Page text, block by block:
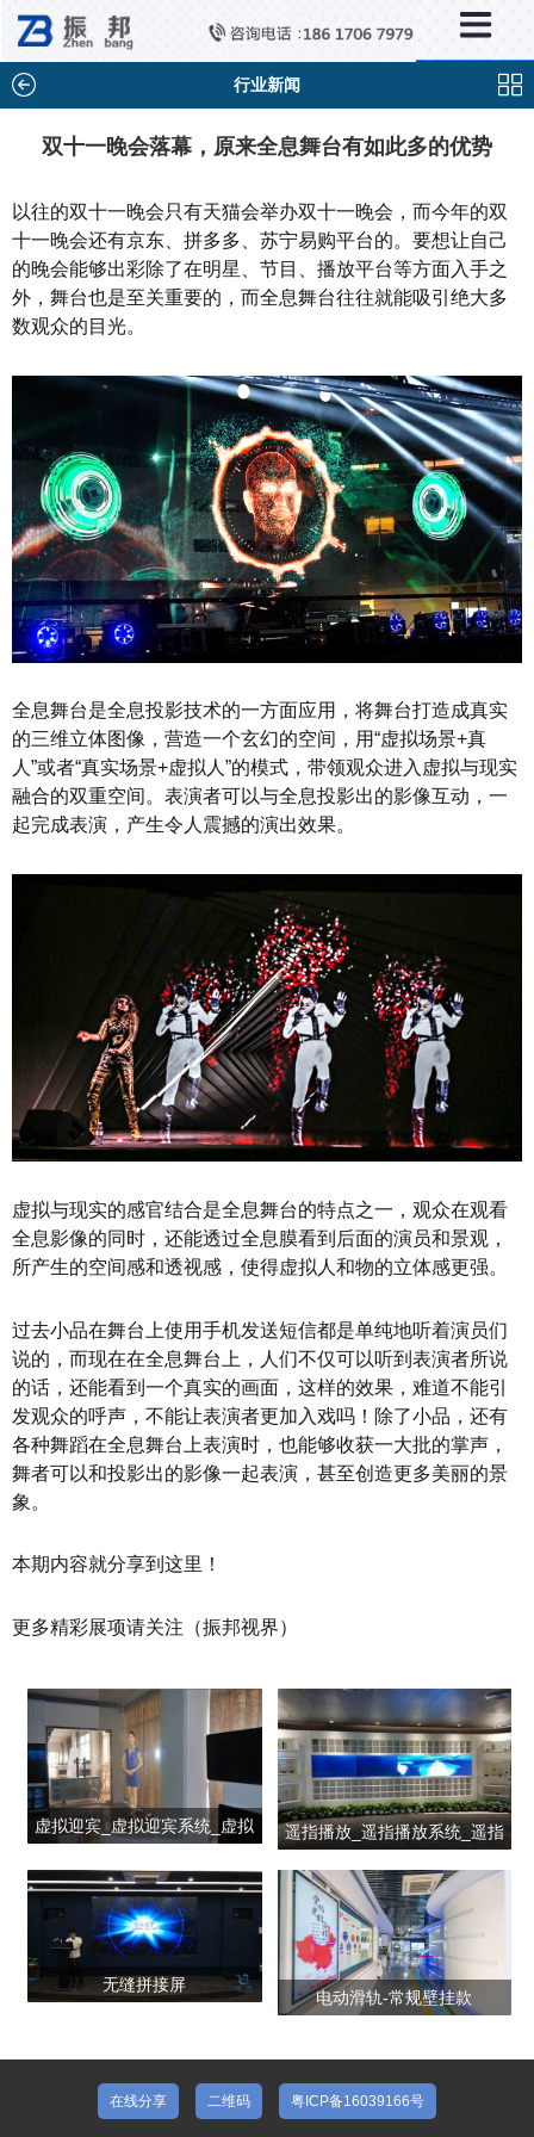
行业新闻
双十一晚会落幕，原来全息舞台有如此多的优势
以往的双十一晚会只有天猫会举办双十一晚会，而今年的双
十一晚会还有京东、拼多多、苏宁易购平台的。要想让自己
的晚会能够出彩除了在明星、节目、播放平台等方面入手之
外，舞台也是至关重要的，而全息舞台往往就能吸引绝大多
数观众的目光。
全息舞台是全息投影技术的一方面应用，将舞台打造成真实
的三维立体图像，营造一个玄幻的空间，用“虚拟场景+真
人”或者“真实场景+虚拟人”的模式，带领观众进入虚拟与现实
融合的双重空间。表演者可以与全息投影出的影像互动，一
起完成表演，产生令人震撼的演出效果。
虚拟与现实的感官结合是全息舞台的特点之一，观众在观看
全息影像的同时，还能透过全息膜看到后面的演员和景观，
所产生的空间感和透视感，使得虚拟人和物的立体感更强。
过去小品在舞台上使用手机发送短信都是单纯地听着演员们
说的，而现在在全息舞台上，人们不仅可以听到表演者所说
的话，还能看到一个真实的画面，这样的效果，难道不能引
发观众的呼声，不能让表演者更加入戏吗！除了小品，还有
各种舞蹈在全息舞台上表演时，也能够收获一大批的掌声，
舞者可以和投影出的影像一起表演，甚至创造更多美丽的景
象。
本期内容就分享到这里！
更多精彩展项请关注（振邦视界）
虚拟迎宾_虚拟迎宾系统_虚拟
遥指播放_遥指播放系统_遥指
播放展示公司
无缝拼接屏
电动滑轨-常规壁挂款
新闻中心
×
行业新闻
问题解答
百科知识
在线分享 二维码 粤ICP备16039166号